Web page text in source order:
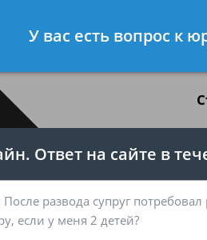
гражданскому праву
Ответ на сайте в
У вас есть вопрос к